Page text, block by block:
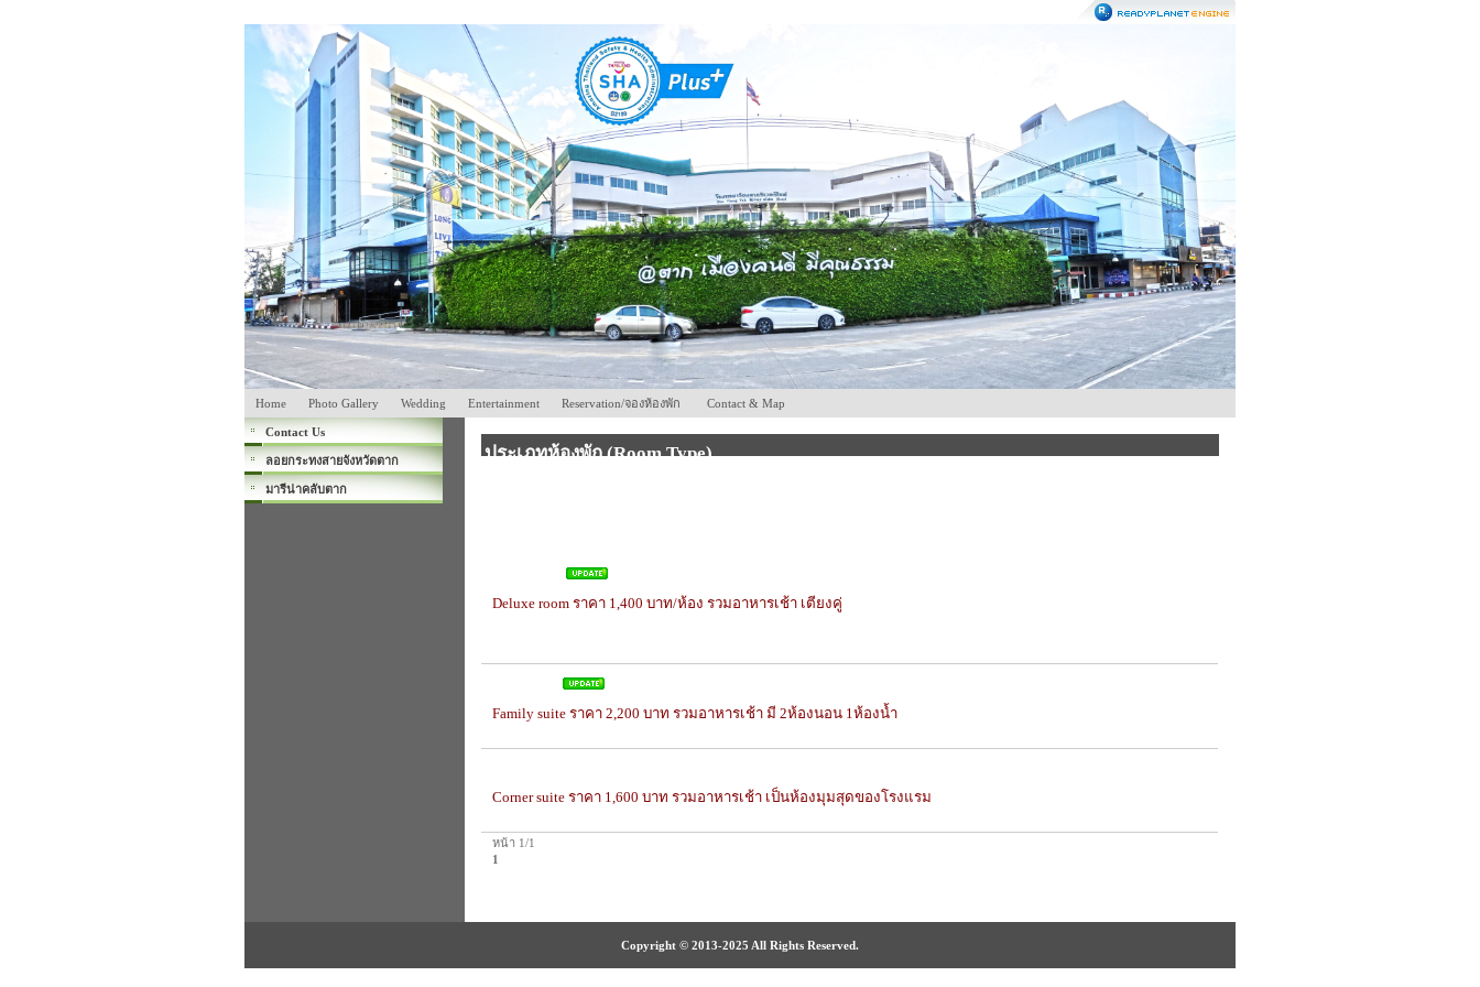
Home Photo Gallery Wedding Entertainment Reservation/จองห้องพัก Contact & Map
Contact Us
ลอยกระทงสายจังหวัดตาก
มารีน่าคลับตาก
ประเภทห้องพัก (Room Type)
Deluxe room ราคา 1,400 บาท/ห้อง รวมอาหารเช้า เตียงคู่
Family suite ราคา 2,200 บาท รวมอาหารเช้า มี 2ห้องนอน 1ห้องน้ำ
Corner suite ราคา 1,600 บาท รวมอาหารเช้า เป็นห้องมุมสุดของโรงแรม
หน้า 1/1
1
Copyright © 2013-2025 All Rights Reserved.